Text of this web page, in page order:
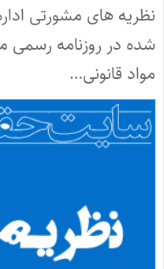
نظریه های مشورتی
مواد قانونی…